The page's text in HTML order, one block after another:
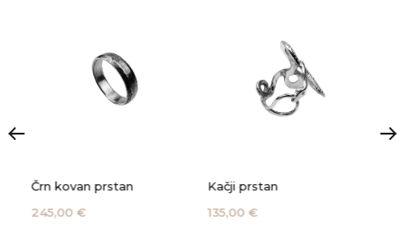
Črn kovan prstan
245,00 €
Kačji prstan
135,00 €